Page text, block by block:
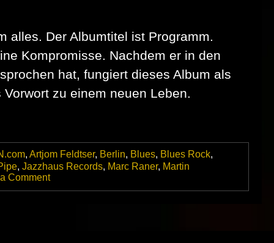
alles. Der Albumtitel ist Programm.
Kompromisse. Nachdem er in den
hat, fungiert dieses Album als
zu einem neuen Leben.
, Artjom Feldtser, Berlin, Blues, Blues Rock,
, Jazzhaus Records, Marc Raner, Martin
Commenton